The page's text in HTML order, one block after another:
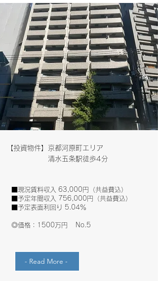
​【投資物件】京都河原町エリア
​ 清水五条駅徒歩4分
​■現況賃料収入 63,000円（共益費込）
■予定年間収入 756,000円（共益費込）
■予定表面利回り 5.04％
​◎価格：1500万円 No.5
- Read More -